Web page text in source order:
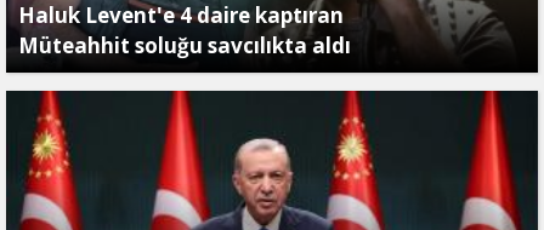
Haluk Levent'e 4 daire kaptıran
Müteahhit soluğu savcılıkta aldı